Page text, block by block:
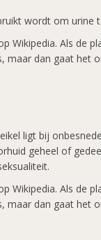
wordt om
Wikipedia. Als
dan gaat het
ligt bij
geheel of
Wikipedia. Als
dan gaat het